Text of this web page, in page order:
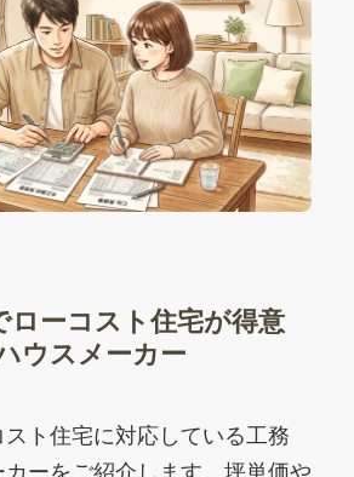
ローコスト住宅が得意
ウスメーカー
ト住宅に対応している工務
カーをご紹介します。坪単価や